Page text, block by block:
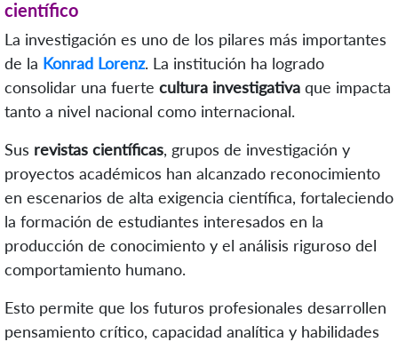
científico
La investigación es uno de los pilares más importantes
de la Konrad Lorenz. La institución ha logrado
consolidar una fuerte cultura investigativa que impacta
tanto a nivel nacional como internacional.
Sus revistas científicas, grupos de investigación y
proyectos académicos han alcanzado reconocimiento
en escenarios de alta exigencia científica, fortaleciendo
la formación de estudiantes interesados en la
producción de conocimiento y el análisis riguroso del
comportamiento humano.
Esto permite que los futuros profesionales desarrollen
pensamiento crítico, capacidad analítica y habilidades